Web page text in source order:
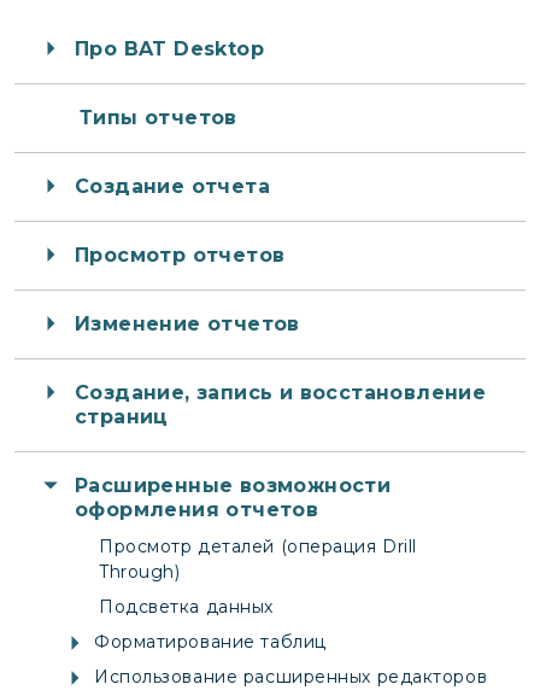
Про BAT Desktop
Типы отчетов
Создание отчета
Просмотр отчетов
Изменение отчетов
Создание, запись и восстановление
страниц
Расширенные возможности
оформления отчетов
Просмотр деталей (операция Drill
Through)
Подсветка данных
Форматирование таблиц
Использование расширенных редакторов